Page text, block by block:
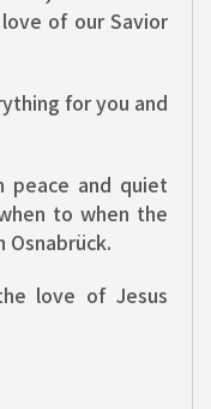
of our Savior
for you and
peace and quiet
to when the
Osnabrück.
love of Jesus